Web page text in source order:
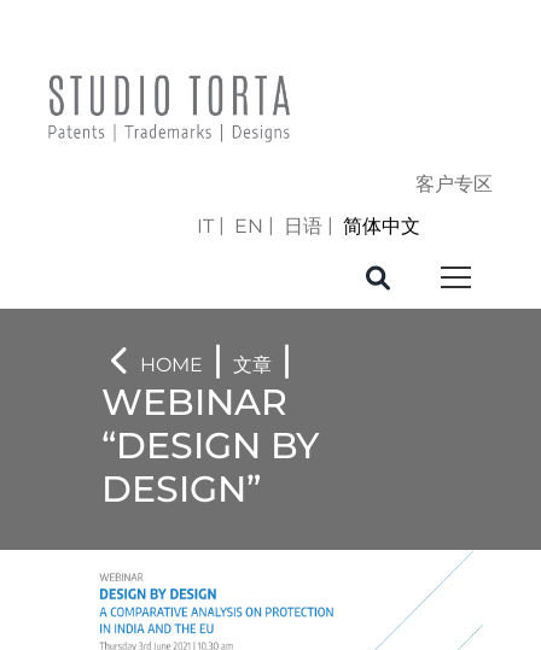
客户专区
IT
EN 日语 简体中文
HOME | 文章 |
WEBINAR
“DESIGN BY
DESIGN”